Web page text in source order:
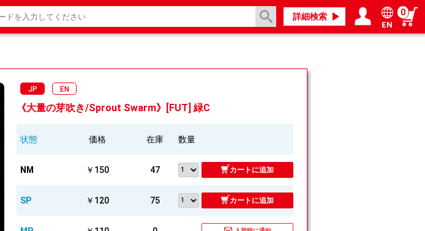
詳細検索
EN
0
JP EN
《大量の芽吹き/Sprout Swarm》[FUT] 緑C
状態 価格 在庫 数量
NM ￥150 47 カートに追加
SP ￥120 75 カートに追加